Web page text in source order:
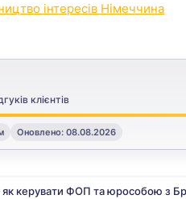
інтересів Німеччина
клієнтів
Оновлено: 08.08.2026
як керувати ФОП та юрособою з